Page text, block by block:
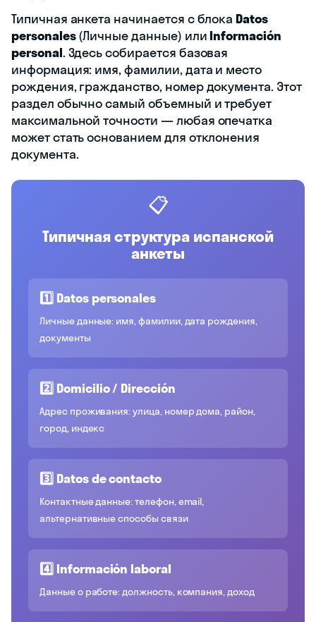
Типичная анкета начинается с блокаDatos
personales(Личные данные) илиInformación
personal. Здесь собирается базовая
информация: имя, фамилии, дата и место
рождения, гражданство, номер документа. Этот
раздел обычно самый объемный и требует
максимальной точности — любая опечатка
может стать основанием для отклонения
документа.
📋
Типичная структура испанской
анкеты
1️⃣ Datos personales
Личные данные: имя, фамилии, дата рождения,
документы
2️⃣ Domicilio / Dirección
Адрес проживания: улица, номер дома, район,
город, индекс
3️⃣ Datos de contacto
Контактные данные: телефон, email,
альтернативные способы связи
4️⃣ Información laboral
Данные о работе: должность, компания, доход